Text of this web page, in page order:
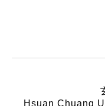
玄奘大
Hsuan Chuang